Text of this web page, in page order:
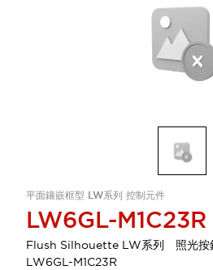
平面鑲嵌框型 LW系列 控制元件
LW6GL-M1C23R
Flush Silhouette LW系列 照光
LW6GL-M1C23R